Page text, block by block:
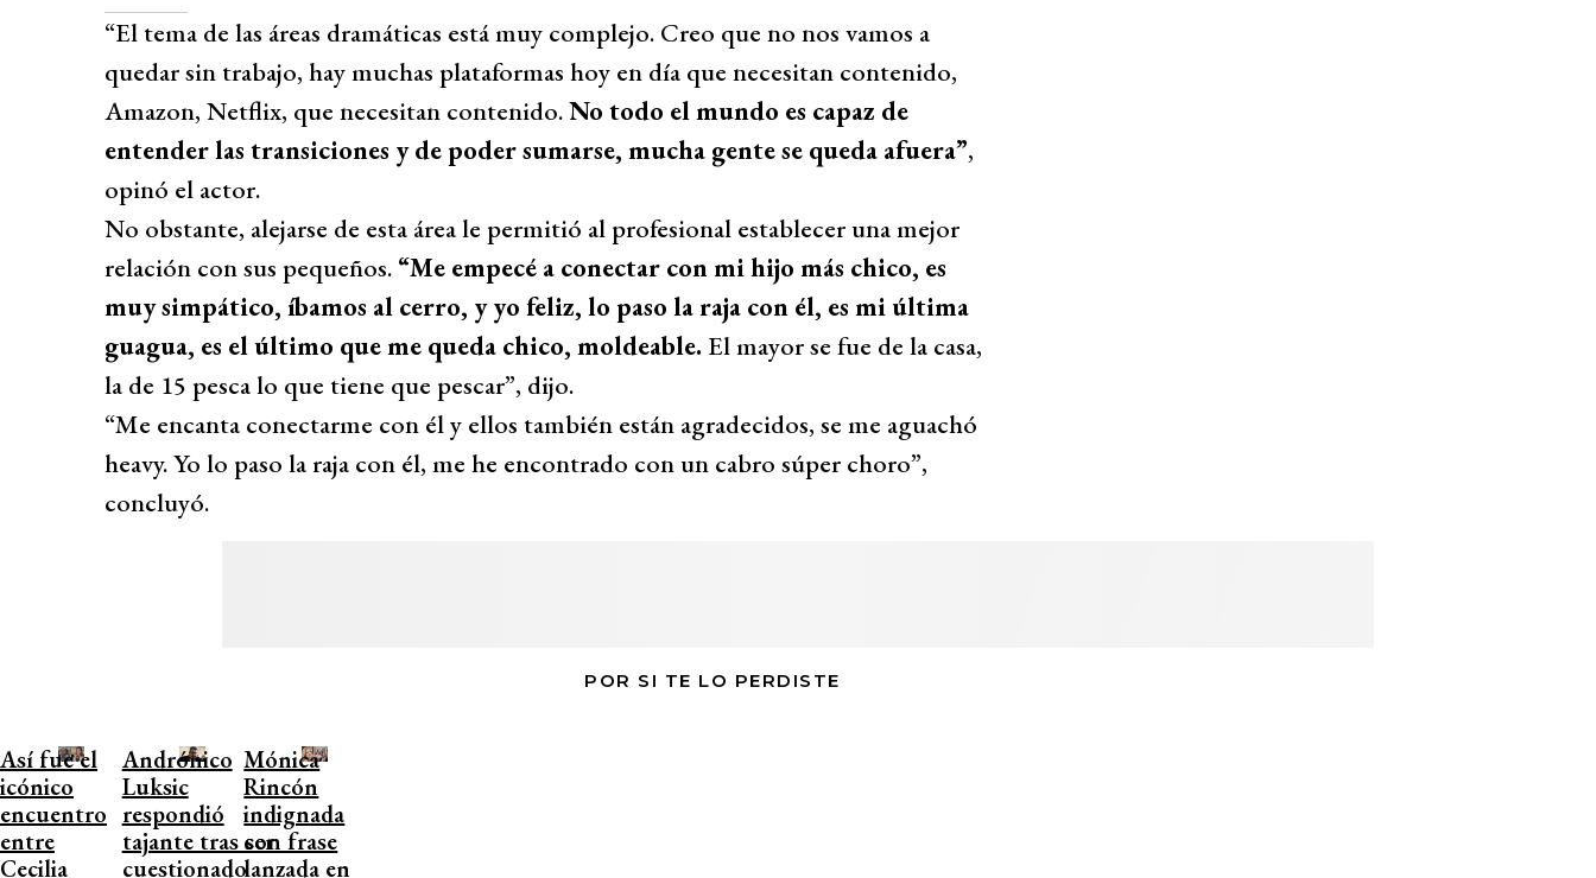
“El tema de las áreas dramáticas está muy complejo. Creo que no nos vamos a
quedar sin trabajo, hay muchas plataformas hoy en día que necesitan contenido,
Amazon, Netflix, que necesitan contenido.No todo el mundo es capaz de
entender las transiciones y de poder sumarse, mucha gente se queda afuera”,
opinó el actor.
No obstante, alejarse de esta área le permitió al profesional establecer una mejor
relación con sus pequeños. “Me empecé a conectar con mi hijo más chico, es
muy simpático, íbamos al cerro, y yo feliz, lo paso la raja con él, es mi última
guagua, es el último que me queda chico, moldeable. El mayor se fue de la casa,
la de 15 pesca lo que tiene que pescar”, dijo.
“Me encanta conectarme con él y ellos también están agradecidos, se me aguachó
heavy. Yo lo paso la raja con él, me he encontrado con un cabro súper choro”,
concluyó.
POR SI TE LO PERDISTE
Así fue el
icónico
encuentro
entre
Cecilia
Andrónico
Luksic
respondió
tajante tras ser
cuestionado
Mónica
Rincón
indignada
con frase
lanzada en